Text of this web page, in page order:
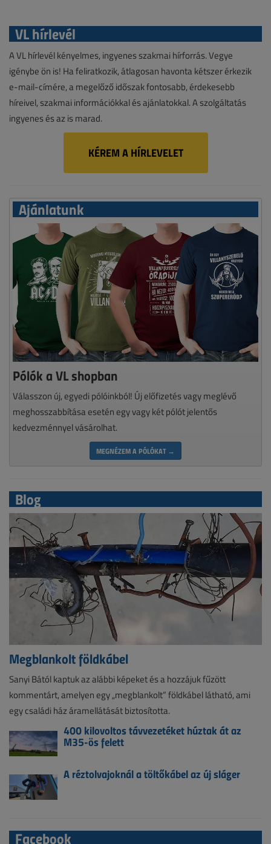
VL hírlevél
A VL hírlevél kényelmes, ingyenes szakmai hírforrás. Vegye
igénybe ön is! Ha feliratkozik, átlagosan havonta kétszer érkezik
e-mail-címére, a megelőző időszak fontosabb, érdekesebb
híreivel, szakmai információkkal és ajánlatokkal. A szolgáltatás
ingyenes és az is marad.
KÉREM A HÍRLEVELET
Ajánlatunk
Pólók a VL shopban
Válasszon új, egyedi pólóinkból! Új előfizetés vagy meglévő
meghosszabbítása esetén egy vagy két pólót jelentős
kedvezménnyel vásárolhat.
MEGNÉZEM A PÓLÓKAT →
Blog
Megblankolt földkábel
Sanyi Bától kaptuk az alábbi képeket és a hozzájuk fűzött
kommentárt, amelyen egy „megblankolt” földkábel látható, ami
egy családi ház áramellátását biztosította.
400 kilovoltos távvezetéket húztak át az
M35-ös felett
A réztolvajoknál a töltőkábel az új sláger
Facebook